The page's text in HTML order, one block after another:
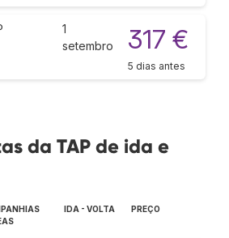
1
setembro
317 €
5 dias antes
da TAP de ida e
IDA - VOLTA PREÇO